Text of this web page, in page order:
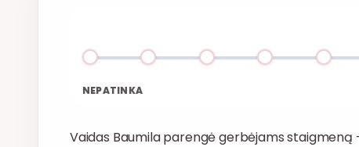
NEPATINKA
Vaidas Baumila parengė gerbėjams